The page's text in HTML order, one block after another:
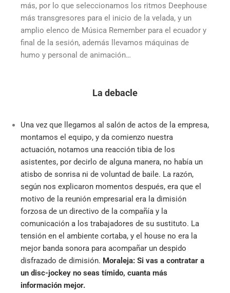
más, por lo que seleccionamos los ritmos Deephouse
más transgresores para el inicio de la velada, y un
amplio elenco de Música Remember para el ecuador y
final de la sesión, además llevamos máquinas de
humo y personal de animación…
La debacle
Una vez que llegamos al salón de actos de la empresa,
montamos el equipo, y da comienzo nuestra
actuación, notamos una reacción tibia de los
asistentes, por decirlo de alguna manera, no había un
atisbo de sonrisa ni de voluntad de baile. La razón,
según nos explicaron momentos después, era que el
motivo de la reunión empresarial era la dimisión
forzosa de un directivo de la compañía y la
comunicación a los trabajadores de su sustituto. La
tensión en el ambiente cortaba, y el house no era la
mejor banda sonora para acompañar un despido
disfrazado de dimisión. Moraleja: Si vas a contratar a
un disc-jockey no seas tímido, cuanta más
información mejor.